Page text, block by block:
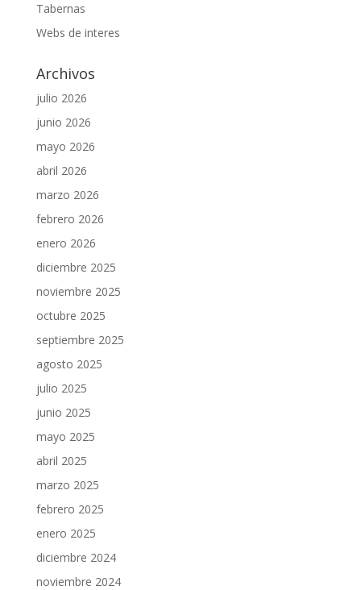
Tabernas
Webs de interes
Archivos
julio 2026
junio 2026
mayo 2026
abril 2026
marzo 2026
febrero 2026
enero 2026
diciembre 2025
noviembre 2025
octubre 2025
septiembre 2025
agosto 2025
julio 2025
junio 2025
mayo 2025
abril 2025
marzo 2025
febrero 2025
enero 2025
diciembre 2024
noviembre 2024